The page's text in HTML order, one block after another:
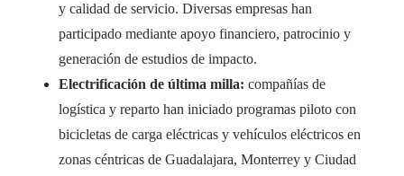
y calidad de servicio. Diversas empresas han
participado mediante apoyo financiero, patrocinio y
generación de estudios de impacto.
Electrificación de última milla: compañías de
logística y reparto han iniciado programas piloto con
bicicletas de carga eléctricas y vehículos eléctricos en
zonas céntricas de Guadalajara, Monterrey y Ciudad